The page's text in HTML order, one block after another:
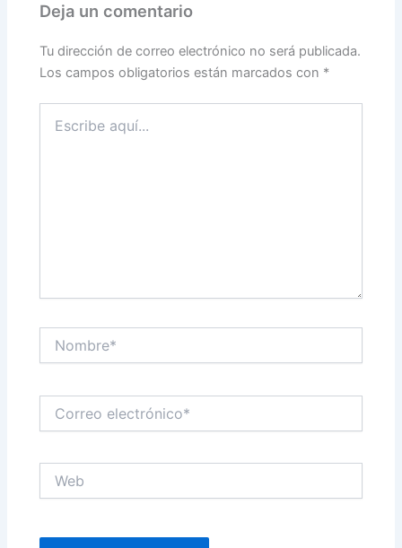
Deja un comentario
Tu dirección de correo electrónico no será publicada.
Los campos obligatorios están marcados con *
aquí...
electrónico*